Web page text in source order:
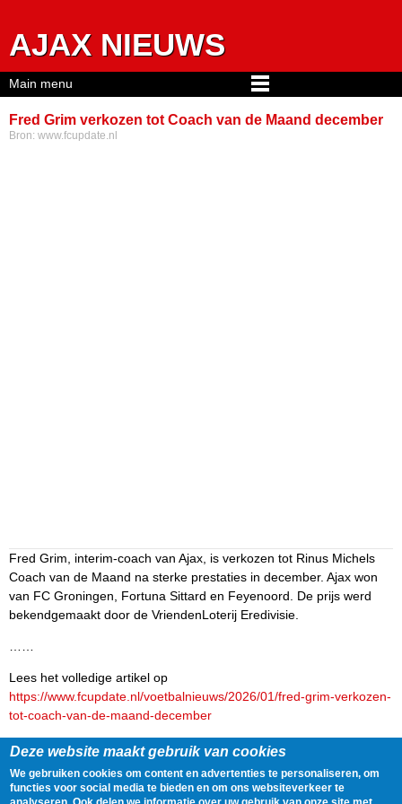
AJAX NIEUWS
Fred Grim verkozen tot Coach van de Maand december
Bron: www.fcupdate.nl
Fred Grim, interim-coach van Ajax, is verkozen tot Rinus Michels
Coach van de Maand na sterke prestaties in december. Ajax won
van FC Groningen, Fortuna Sittard en Feyenoord. De prijs werd
bekendgemaakt door de VriendenLoterij Eredivisie.
Lees het volledige artikel op
https://www.fcupdate.nl/voetbalnieuws/2026/01/fred-grim-verkozen-
tot-coach-van-de-maand-december
Delen Tweet 9 January, 2026 - 18:54
Gegevens
Main menu
Deze website maakt gebruik van cookies
We gebruiken cookies om content en advertenties te personaliseren, om
functies voor social media te bieden en om ons websiteverkeer te